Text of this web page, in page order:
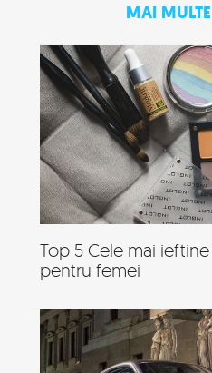
MAI
Top 5 Cele mai
pentru femei